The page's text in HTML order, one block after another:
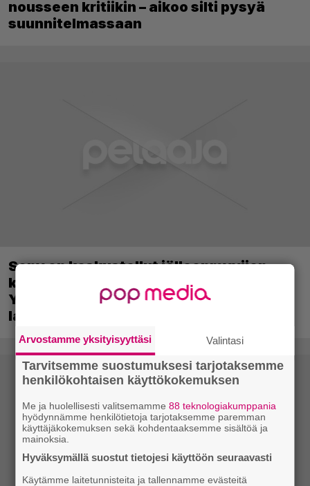
nousseen kritiikin – aikoo silti pysyä
suunnitelmassaan
Sony on keskustellut jälleenmyyjien
kanssa levyttömyyteen siirtymisestä –
Yhdysvalloissa pelejä myydään
latauskoodin sisältävissä koteloissa
Arvostamme yksityisyyttäsi Valintasi
Tarvitsemme suostumuksesi tarjotaksemme
henkilökohtaisen käyttökokemuksen
Me ja huolellisesti valitsemamme88 teknologiakumppania
hyödynnämme henkilötietoja tarjotaksemme paremman
käyttäjäkokemuksen sekä kohdentaaksemme sisältöä ja
mainoksia.
Hyväksymällä suostut tietojesi käyttöön seuraavasti
Käytämme laitetunnisteita ja tallennamme evästeitä